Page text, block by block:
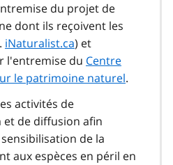
du projet de
dont ils reçoivent les
iNaturalist.ca) et
l'entremise du Centre
le patrimoine naturel.
activités de
de diffusion afin
de la
aux espèces en péril en